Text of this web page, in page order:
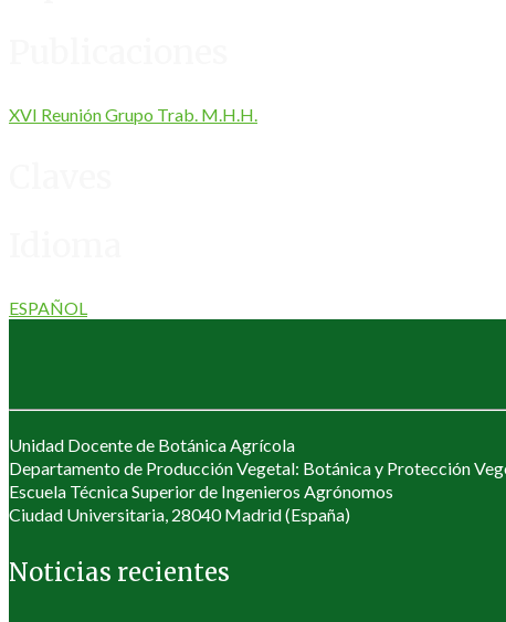
XVI Reunión Grupo Trab. M.H.H.
ESPAÑOL
Unidad Docente de Botánica Agrícola
Departamento de Producción Vegetal: Botánica y Protección
Escuela Técnica Superior de Ingenieros Agrónomos
Ciudad Universitaria, 28040 Madrid (España)
Noticias recientes